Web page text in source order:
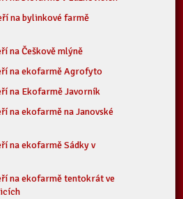
na bylinkové farmě
na Češkově mlýně
na ekofarmě Agrofyto
na Ekofarmě Javorník
na ekofarmě na Janovské
na ekofarmě Sádky v
na ekofarmě tentokrát ve